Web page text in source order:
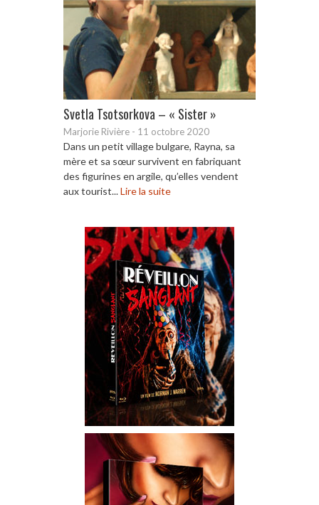
Svetla Tsotsorkova – « Sister »
Marjorie Rivière - 11 octobre 2020
Dans un petit village bulgare, Rayna, sa
mère et sa sœur survivent en fabriquant
des figurines en argile, qu’elles vendent
aux tourist...Lire la suite